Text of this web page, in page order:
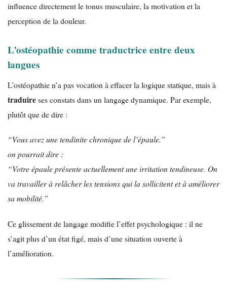
influence directement le tonus musculaire, la motivation et la
perception de la douleur.
L’ostéopathie comme traductrice entre deux
langues
L’ostéopathie n’a pas vocation à effacer la logique statique, mais à
traduireses constats dans un langage dynamique. Par exemple,
plutôt que de dire :
“Vous avez une tendinite chronique de l’épaule.”
on pourrait dire :
“Votre épaule présente actuellement une irritation tendineuse. On
va travailler à relâcher les tensions qui la sollicitent et à améliorer
sa mobilité.”
Ce glissement de langage modifie l’effet psychologique : il ne
s’agit plus d’un état figé, mais d’une situation ouverte à
l’amélioration.